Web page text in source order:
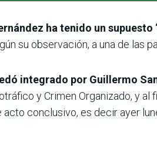
ha tenido un supuesto
su observación, a una de las
integrado por Guillermo
y Crimen Organizado, y al
conclusivo, es decir ayer